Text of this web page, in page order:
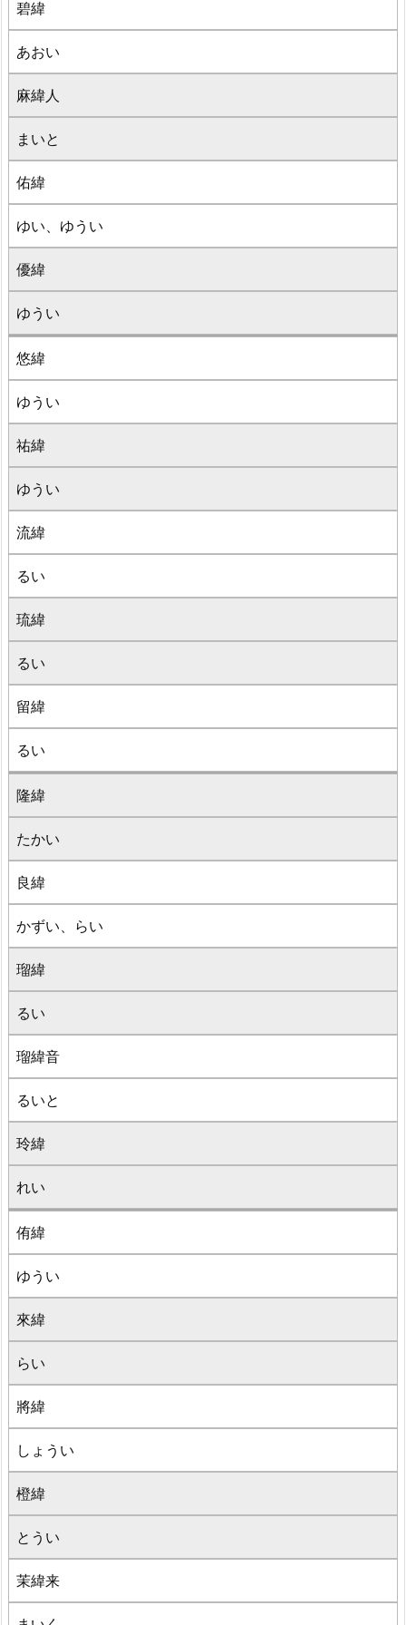
碧緯
あおい
麻緯人
まいと
佑緯
ゆい、ゆうい
優緯
ゆうい
悠緯
ゆうい
祐緯
ゆうい
流緯
るい
琉緯
るい
留緯
るい
隆緯
たかい
良緯
かずい、らい
瑠緯
るい
瑠緯音
るいと
玲緯
れい
侑緯
ゆうい
來緯
らい
將緯
しょうい
橙緯
とうい
茉緯来